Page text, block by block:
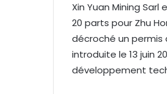
Xin Yuan Mining
20 parts pour Zhu
décroché un
introduite le 13 juin
développement